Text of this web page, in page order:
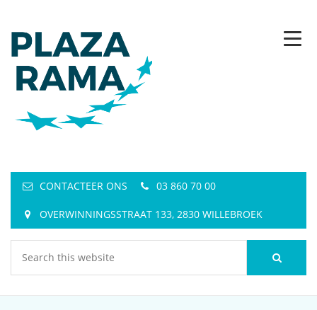
CONTACTEER ONS 03 860 70 00
OVERWINNINGSSTRAAT 133, 2830 WILLEBROEK